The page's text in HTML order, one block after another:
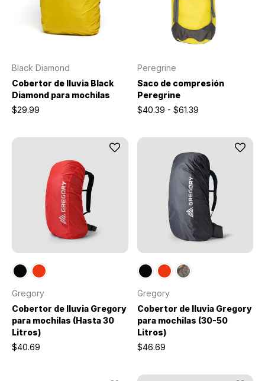
Black Diamond
Cobertor de lluvia Black
Diamond para mochilas
$29.99
Peregrine
Saco de compresión
Peregrine
$40.39 - $61.39
Gregory
Cobertor de lluvia Gregory
para mochilas (Hasta 30
Litros)
$40.69
Gregory
Cobertor de lluvia Gregory
para mochilas (30-50
Litros)
$46.69